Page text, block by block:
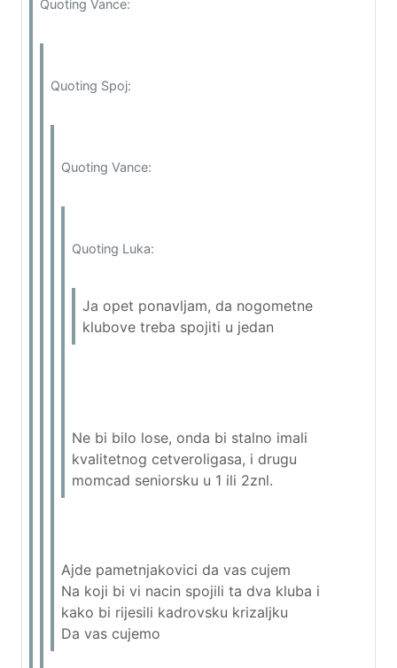
Quoting Vance:
Quoting Spoj:
Quoting Vance:
Quoting Luka:
Ja opet ponavljam, da nogometne
klubove treba spojiti u jedan
Ne bi bilo lose, onda bi stalno imali
kvalitetnog cetveroligasa, i drugu
momcad seniorsku u 1 ili 2znl.
Ajde pametnjakovici da vas cujem
Na koji bi vi nacin spojili ta dva kluba i
kako bi rijesili kadrovsku krizaljku
Da vas cujemo